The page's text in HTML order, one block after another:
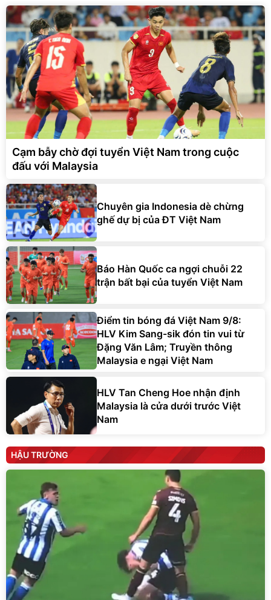
Cạm bẫy chờ đợi tuyển Việt Nam trong cuộc
đấu với Malaysia
Chuyên gia Indonesia dè chừng
ghế dự bị của ĐT Việt Nam
Báo Hàn Quốc ca ngợi chuỗi 22
trận bất bại của tuyển Việt Nam
Điểm tin bóng đá Việt Nam 9/8:
HLV Kim Sang-sik đón tin vui từ
Đặng Văn Lâm; Truyền thông
Malaysia e ngại Việt Nam
HLV Tan Cheng Hoe nhận định
Malaysia là cửa dưới trước Việt
Nam
HẬU TRƯỜNG